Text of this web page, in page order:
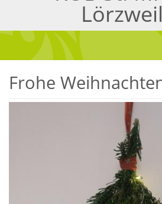
Frohe